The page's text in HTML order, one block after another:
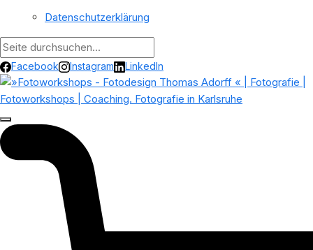
Datenschutzerklärung
Facebook Instagram LinkedIn